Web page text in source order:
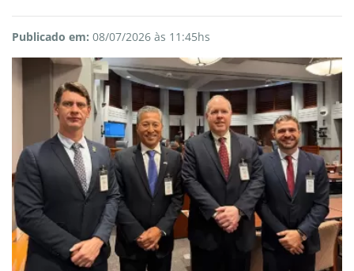
Publicado em: 08/07/2026 às 11:45hs